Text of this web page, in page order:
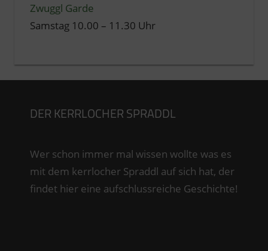
Zwuggl Garde
Samstag 10.00 – 11.30 Uhr
DER KERRLOCHER SPRADDL
Wer schon immer mal wissen wollte was es
mit dem kerrlocher Spraddl auf sich hat, der
findet hier eine aufschlussreiche Geschichte!